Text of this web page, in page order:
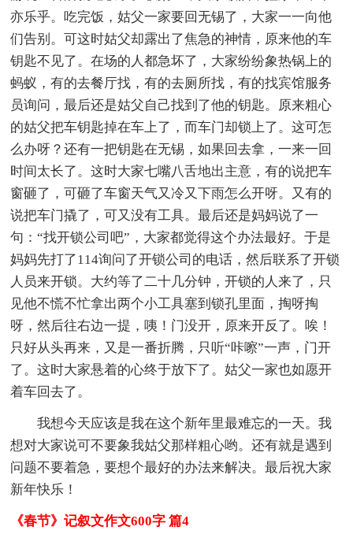
亦乐乎。吃完饭，姑父一家要回无锡了，大家一一向他
们告别。可这时姑父却露出了焦急的神情，原来他的车
钥匙不见了。在场的人都急坏了，大家纷纷象热锅上的
蚂蚁，有的去餐厅找，有的去厕所找，有的找宾馆服务
员询问，最后还是姑父自己找到了他的钥匙。原来粗心
的姑父把车钥匙掉在车上了，而车门却锁上了。这可怎
么办呀？还有一把钥匙在无锡，如果回去拿，一来一回
时间太长了。这时大家七嘴八舌地出主意，有的说把车
窗砸了，可砸了车窗天气又冷又下雨怎么开呀。又有的
说把车门撬了，可又没有工具。最后还是妈妈说了一
句：“找开锁公司吧”，大家都觉得这个办法最好。于是
妈妈先打了114询问了开锁公司的电话，然后联系了开锁
人员来开锁。大约等了二十几分钟，开锁的人来了，只
见他不慌不忙拿出两个小工具塞到锁孔里面，掏呀掏
呀，然后往右边一提，咦！门没开，原来开反了。唉！
只好从头再来，又是一番折腾，只听“咔嚓”一声，门开
了。这时大家悬着的心终于放下了。姑父一家也如愿开
着车回去了。
我想今天应该是我在这个新年里最难忘的一天。我
想对大家说可不要象我姑父那样粗心哟。还有就是遇到
问题不要着急，要想个最好的办法来解决。最后祝大家
新年快乐！
《春节》记叙文作文600字 篇4